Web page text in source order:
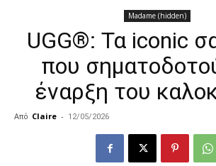
Madame (hidden)
UGG®: Τα iconic
που
έναρξη του
Από Claire - 12/05/2026